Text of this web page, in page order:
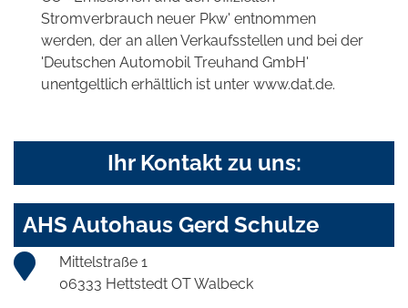
Stromverbrauch neuer Pkw' entnommen
werden, der an allen Verkaufsstellen und bei der
'Deutschen Automobil Treuhand GmbH'
unentgeltlich erhältlich ist unter www.dat.de.
Ihr Kontakt zu uns:
AHS Autohaus Gerd Schulze
Mittelstraße 1
06333 Hettstedt OT Walbeck